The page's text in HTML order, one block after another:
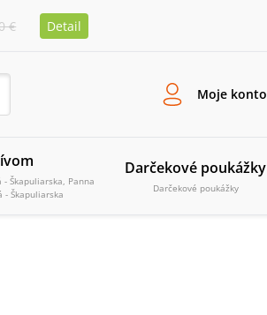
€ Detail
Moje konto
Škapuliarska, Panna
- Škapuliarska
Darčekové poukážky
Darčekové poukážky